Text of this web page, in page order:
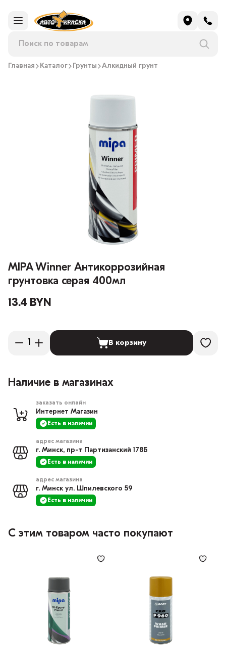
Главная Каталог Грунты Алкидный грунт
MIPA Winner Антикоррозийная
грунтовка серая 400мл
13.4 BYN
В корзину
Наличие в магазинах
заказать онлайн
Интернет Магазин
Есть в наличии
адрес магазина
г. Минск, пр-т Партизанский 178Б
Есть в наличии
адрес магазина
г. Минск ул. Шпилевского 59
Есть в наличии
С этим товаром часто покупают